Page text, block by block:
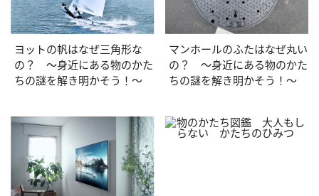
ヨットの帆はなぜ三角形な
の？ ～身近にある物のかた
ちの謎を解き明かそう！～
マンホールのふたはなぜ丸い
の？ ～身近にある物のかた
ちの謎を解き明かそう！～